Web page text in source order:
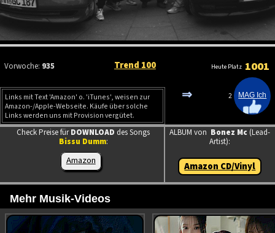
Vorwoche: 935 Trend 100 Heute Platz 1001
Links mit Text 'Amazon' o. 'iTunes', weisen zur
Amazon-/Apple-Webseite. Käufe über solche
Links werden uns mit Provision vergütet.
⇒ 2
Check Preise fürDOWNLOAD des Songs
Bissu Dumm:
Amazon
ALBUM von Bonez Mc (Lead-
Artist):
Amazon CD/Vinyl
Mehr Musik-Videos